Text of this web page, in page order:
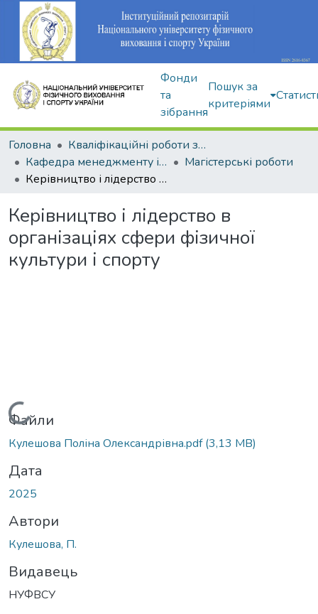
Фонди
та
зібрання
Пошук за
критеріями
Головна
Кваліфікаційні роботи здобувачів вищої освіти
Кафедра менеджменту і економіки спорту
Магістерські роботи
Керівництво і лідерство в організаціях сфери фізичної культури і спорту
Керівництво і лідерство в
організаціях сфери фізичної
культури і спорту
Вантажиться...
Файли
Кулешова Поліна Олександрівна.pdf(3,13 MB)
Дата
2025
Автори
Кулешова, П.
Видавець
НУФВСУ